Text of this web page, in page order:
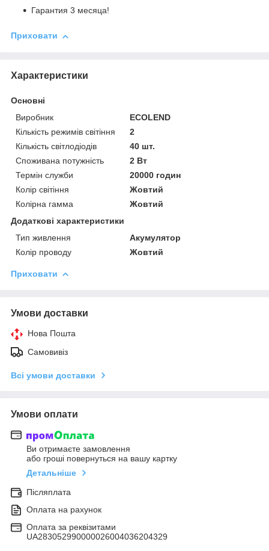
Гарантия 3 месяца!
Приховати
Характеристики
Основні
Виробник
ECOLEND
Кількість режимів світіння
2
Кількість світлодіодів
40 шт.
Споживана потужність
2 Вт
Термін служби
20000 годин
Колір світіння
Жовтий
Колірна гамма
Жовтий
Додаткові характеристики
Тип живлення
Акумулятор
Колір проводу
Жовтий
Приховати
Умови доставки
Нова Пошта
Самовивіз
Всі умови доставки
Умови оплати
Ви отримаєте замовлення
або гроші повернуться на вашу картку
Детальніше
Післяплата
Оплата на рахунок
Оплата за реквізитами
UA283052990000026004036204329